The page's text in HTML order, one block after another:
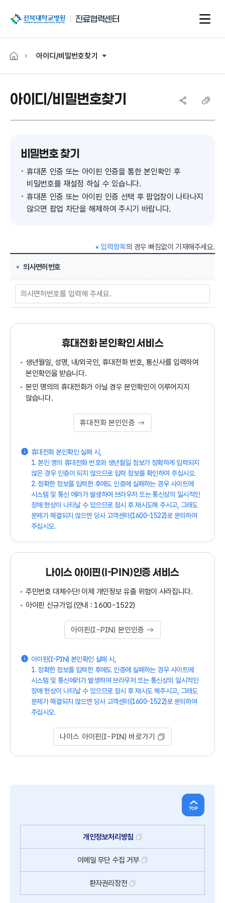
전북대학교병원
진료협력센터
아이디/비밀번호찾기
아이디/비밀번호찾기
비밀번호 찾기
휴대폰 인증 또는 아이핀 인증을 통한 본인확인 후
비밀번호를 재설정 하실 수 있습니다.
휴대폰 인증 또는 아이핀 인증 선택 후 팝업창이 나타나지
않으면 팝업 차단을 해제하여 주시기 바랍니다.
입력항목의 경우 빠짐없이 기재해주세요.
의사면허번호
휴대전화 본인확인 서비스
생년월일, 성명, 내/외국인, 휴대전화 번호, 통신사를 입력하여
본인확인을 받습니다.
본인 명의의 휴대전화가 아닐 경우 본인확인이 이루어지지
않습니다.
휴대전화 본인인증
휴대전화 본인확인 실패 시,
1. 본인 명의 휴대전화 번호와 생년월일 정보가 정확하게 입력되지
않은 경우 인증이 되지 않으므로 입력 정보를 확인하여 주십시오.
2. 정확한 정보를 입력한 후에도 인증에 실패하는 경우 사이트에
시스템 및 통신 에러가 발생하여 브라우저 또는 통신상의 일시적인
장애 현상이 나타날 수 있으므로 잠시 후 재시도해 주시고, 그래도
문제가 해결되지 않으면 당사 고객센터(1600-1522)로 문의하여
주십시오.
나이스 아이핀(I-PIN)인증 서비스
주민번호 대체수단! 이제 개인정보 유출 위험이 사라집니다.
아이핀 신규가입 (안내 : 1600-1522)
아이핀(I-PIN) 본인인증
아이핀(I-PIN) 본인확인 실패 시,
1. 정확한 정보를 입력한 후에도 인증에 실패하는 경우 사이트에
시스템 및 통신에러가 발생하여 브라우저 또는 통신상의 일시적인
장애 현상이 나타날 수 있으므로 잠시 후 재시도 해주시고, 그래도
문제가 해결되지 않으면 당사 고객센터(1600-1522)로 문의하여
주십시오.
나이스 아이핀(I-PIN) 바로가기
개인정보처리방침
이메일 무단 수집 거부
환자권리장전